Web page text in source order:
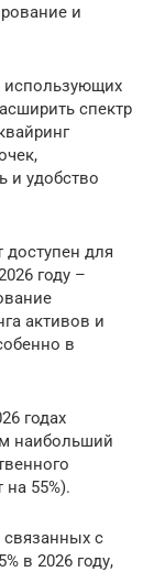
и
использующих
спектр
и удобство
доступен для
году –
активов и
в
годах
наибольший
55%).
связанных с
в 2026 году,